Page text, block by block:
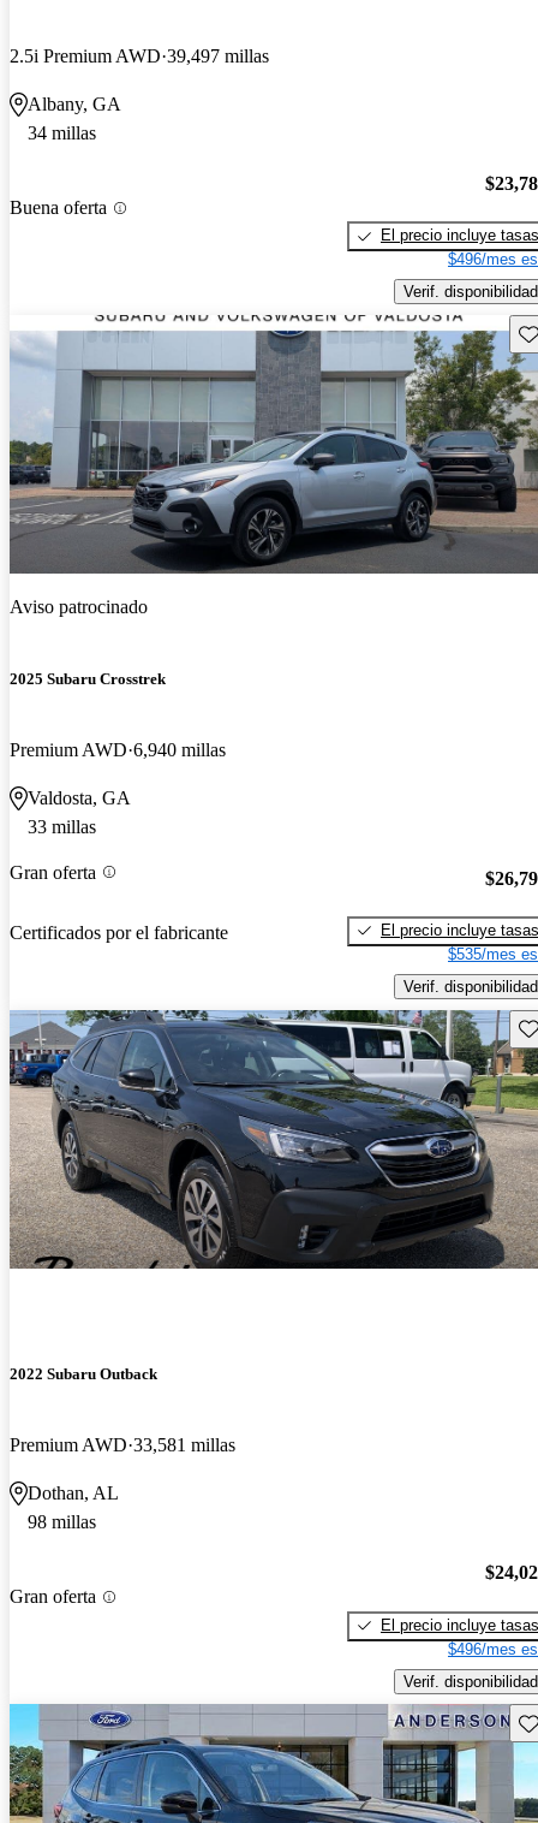
2.5i Premium AWD 39,497 millas
Albany, GA
34 millas
Buena oferta
El precio incluye tasas
$496/mes
Verif. disponibilidad
Aviso patrocinado
2025 Subaru Crosstrek
Premium AWD 6,940 millas
Valdosta, GA
33 millas
Gran oferta
Certificados por el fabricante
El precio incluye tasas
$535/mes
Verif. disponibilidad
2022 Subaru Outback
Premium AWD 33,581 millas
Dothan, AL
98 millas
Gran oferta
El precio incluye tasas
$496/mes
Verif. disponibilidad